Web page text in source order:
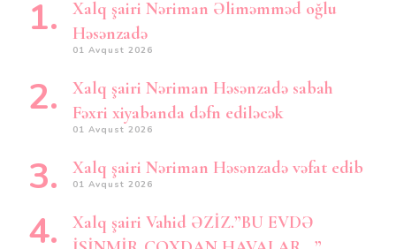
Xalq şairi Nəriman Əliməmməd oğlu
Həsənzadə
01 Avqust 2026
Xalq şairi Nəriman Həsənzadə sabah
Fəxri xiyabanda dəfn ediləcək
01 Avqust 2026
Xalq şairi Nəriman Həsənzadə vəfat edib
01 Avqust 2026
Xalq şairi Vahid ƏZİZ.”BU EVDƏ